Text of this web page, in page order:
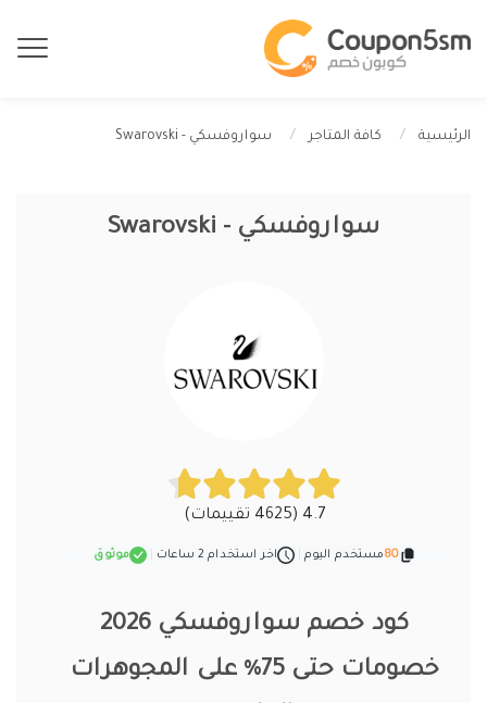
الرئيسية كافة المتاجر سواروفسكي - Swarovski
سواروفسكي - Swarovski
4.7 (4625 تقييمات)
80مستخدم اليوم اخر استخدام 2 ساعات موثوق
كود خصم سواروفسكي 2026
خصومات حتى 75% على المجوهرات